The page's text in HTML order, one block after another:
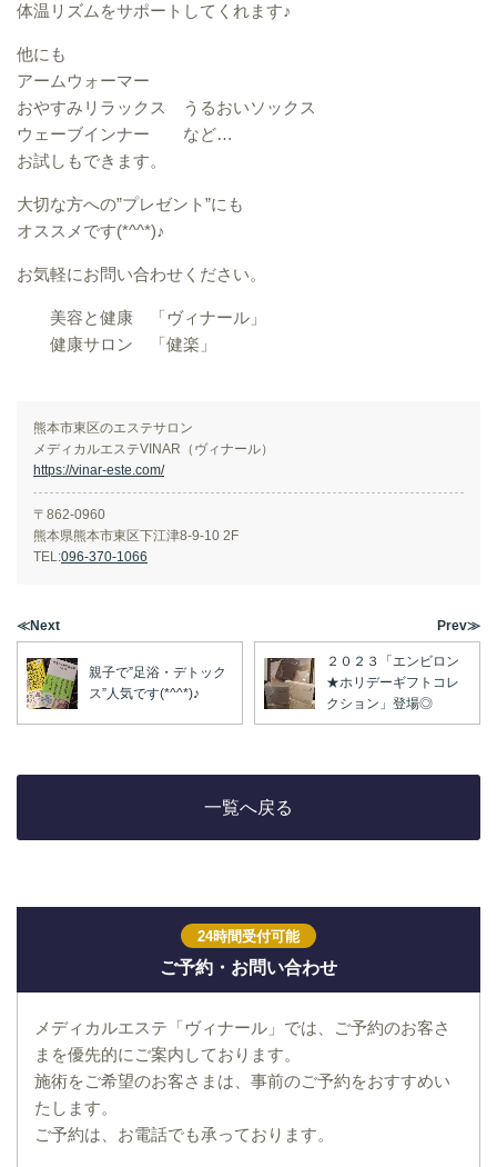
体温リズムをサポートしてくれます♪
他にも
アームウォーマー
おやすみリラックス うるおいソックス
ウェーブインナー など…
お試しもできます。
大切な方への”プレゼント”にも
オススメです(*^^*)♪
お気軽にお問い合わせください。
美容と健康 「ヴィナール」
健康サロン 「健楽」
熊本市東区のエステサロン
メディカルエステVINAR（ヴィナール）
https://vinar-este.com/
〒862-0960
熊本県熊本市東区下江津8-9-10 2F
TEL:096-370-1066
≪Next
親子で”足浴・デトック
ス”人気です(*^^*)♪
Prev≫
２０２３「エンビロン
★ホリデーギフトコレ
クション」登場◎
一覧へ戻る
24時間受付可能
ご予約・お問い合わせ
メディカルエステ「ヴィナール」では、ご予約のお客さ
まを優先的にご案内しております。
施術をご希望のお客さまは、事前のご予約をおすすめい
たします。
ご予約は、お電話でも承っております。